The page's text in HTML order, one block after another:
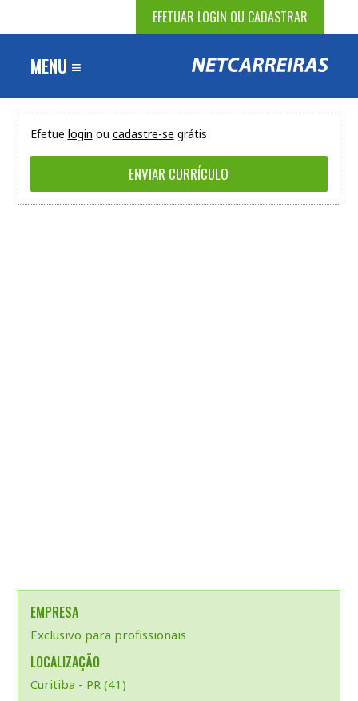
EFETUAR LOGIN OU CADASTRAR
MENU ≡
Efetue login ou cadastre-se grátis
EMPRESA
Exclusivo para profissionais
LOCALIZAÇÃO
Curitiba - PR (41)